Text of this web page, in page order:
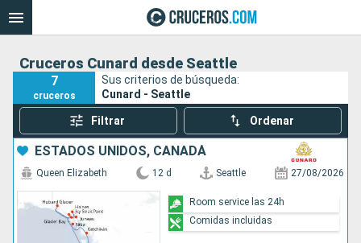
Cruceros Cunard desde Seattle
7
cruceros
Sus criterios de búsqueda:
Cunard - Seattle
Filtrar Ordenar
ESTADOS UNIDOS, CANADÁ
Queen Elizabeth 12 d Seattle 27/08/2026
Room service las 24h
Comidas incluidas